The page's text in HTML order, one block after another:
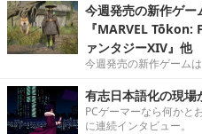
今週発売の新作ゲ
『MARVEL
ァンタジーXIV』他
今週発売の新作ゲームは
有志日本語化の現場
PCゲーマーなら何かと
に連続インタビュー。